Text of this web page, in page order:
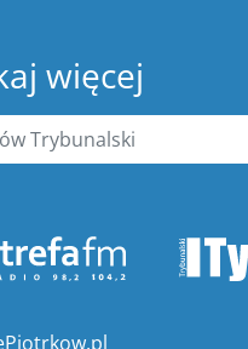
więcej